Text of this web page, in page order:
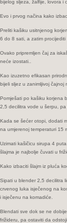
bijelog sljeza, žalfije, lovora i
Evo i prvog načina kako
Preliti kašiku usitnjenog
6 do 8 sati, a zatim procijediti
Ovako pripremljen čaj za
neće izostati..
Kao izuzetno efikasan
bijeli sljez u zanimljivoj čajnoj
Pomješati po kašiku korjena
2,5 decilitra vode u šerpu,
Kada se šećer otopi, dodati
na umjerenoj temperaturi 15
Uzimati kašičicu sirupa 4
šlajma je najbolje čuvati u
Kako izbaciti šlajm iz pluća
Sipati u blender 2,5 decilitra
crvenog luka isječenog na
i isječenu na komadiće.
Blendati sve dok se ne
frižideru, pa ostaviti da